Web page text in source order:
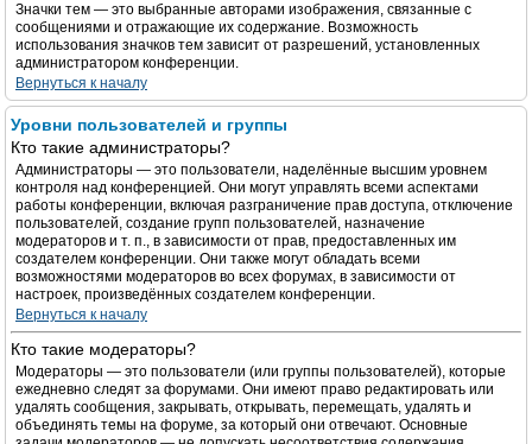
Значки тем — это выбранные авторами изображения, связанные с
сообщениями и отражающие их содержание. Возможность
использования значков тем зависит от разрешений, установленных
администратором конференции.
Вернуться к началу
Уровни пользователей и группы
Кто такие администраторы?
Администраторы — это пользователи, наделённые высшим уровнем
контроля над конференцией. Они могут управлять всеми аспектами
работы конференции, включая разграничение прав доступа, отключение
пользователей, создание групп пользователей, назначение
модераторов и т. п., в зависимости от прав, предоставленных им
создателем конференции. Они также могут обладать всеми
возможностями модераторов во всех форумах, в зависимости от
настроек, произведённых создателем конференции.
Вернуться к началу
Кто такие модераторы?
Модераторы — это пользователи (или группы пользователей), которые
ежедневно следят за форумами. Они имеют право редактировать или
удалять сообщения, закрывать, открывать, перемещать, удалять и
объединять темы на форуме, за который они отвечают. Основные